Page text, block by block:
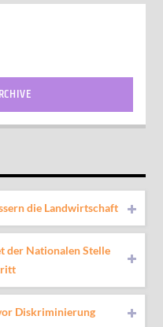
die Landwirtschaft
der Nationalen Stelle
Diskriminierung